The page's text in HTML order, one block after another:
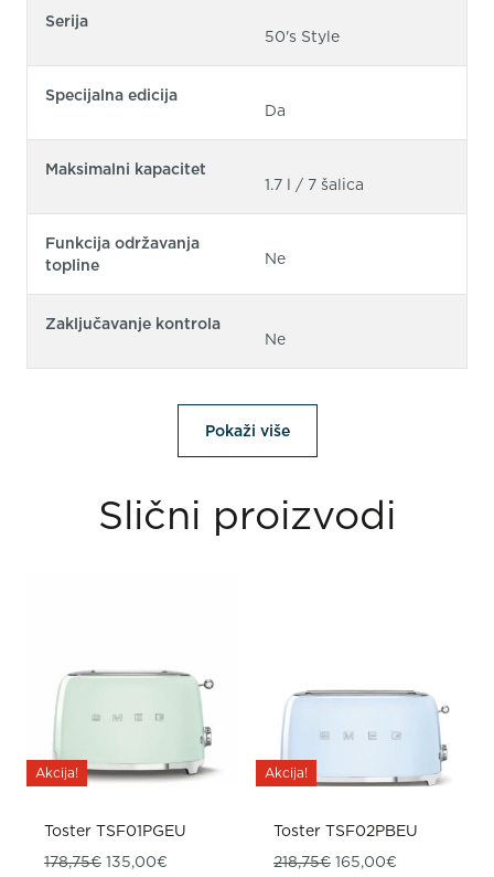
Serija
50's Style
Specijalna edicija
Da
Maksimalni kapacitet
1.7 l / 7 šalica
Funkcija održavanja
topline
Ne
Zaključavanje kontrola
Ne
Pokaži više
Slični proizvodi
Akcija!
Toster TSF01PGEU
178,75€ Izvorna cijena bila je: 178,75€.
135,00€ Trenutna cijena je: 135,00€.
Akcija!
Toster TSF02PBEU
218,75€ Izvorna cijena bila
165,00€